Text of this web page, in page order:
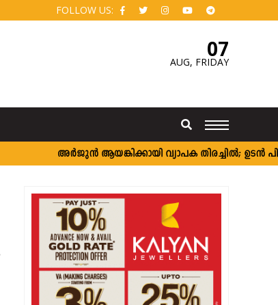
FOLLOW US:
07
AUG, FRIDAY
അർജുൻ ആയങ്കിക്കായി വ്യാപക തിരച്ചിൽ; ഉടൻ